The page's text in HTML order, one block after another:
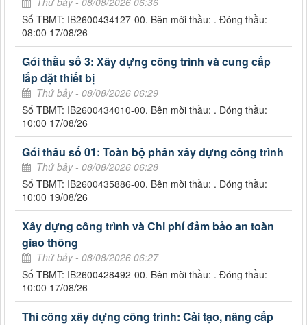
Số TBMT: IB2600434127-00. Bên mời thầu: . Đóng thầu:
08:00 17/08/26
Gói thầu số 3: Xây dựng công trình và cung cấp
lắp đặt thiết bị
Thứ bảy - 08/08/2026 06:29
Số TBMT: IB2600434010-00. Bên mời thầu: . Đóng thầu:
10:00 17/08/26
Gói thầu số 01: Toàn bộ phần xây dựng công trình
Thứ bảy - 08/08/2026 06:28
Số TBMT: IB2600435886-00. Bên mời thầu: . Đóng thầu:
10:00 19/08/26
Xây dựng công trình và Chi phí đảm bảo an toàn
giao thông
Thứ bảy - 08/08/2026 06:27
Số TBMT: IB2600428492-00. Bên mời thầu: . Đóng thầu:
10:00 17/08/26
Thi công xây dựng công trình: Cải tạo, nâng cấp